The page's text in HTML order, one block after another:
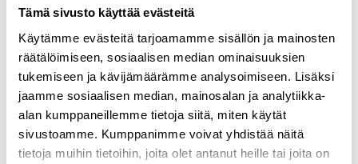
Tämä sivusto käyttää evästeitä
Käytämme evästeitä tarjoamamme sisällön ja mainosten
räätälöimiseen, sosiaalisen median ominaisuuksien
tukemiseen ja kävijämäärämme analysoimiseen. Lisäksi
jaamme sosiaalisen median, mainosalan ja analytiikka-
alan kumppaneillemme tietoja siitä, miten käytät
sivustoamme. Kumppanimme voivat yhdistää näitä
tietoja muihin tietoihin, joita olet antanut heille tai joita on
MODEL CODE
EAN
4015081014071
PRODUCT LENGTH/DEPTH
175 mm